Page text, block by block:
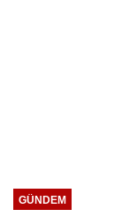
GÜNDEM